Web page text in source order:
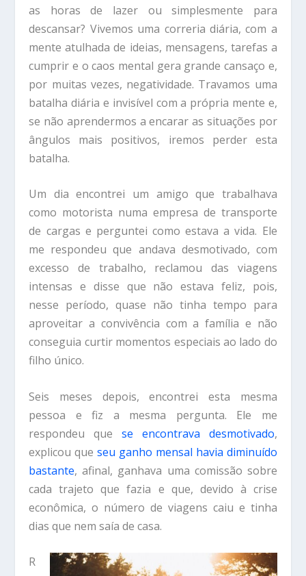
as horas de lazer ou simplesmente para
descansar? Vivemos uma correria diária, com a
mente atulhada de ideias, mensagens, tarefas a
cumprir e o caos mental gera grande cansaço e,
por muitas vezes, negatividade. Travamos uma
batalha diária e invisível com a própria mente e,
se não aprendermos a encarar as situações por
ângulos mais positivos, iremos perder esta
batalha.
Um dia encontrei um amigo que trabalhava
como motorista numa empresa de transporte
de cargas e perguntei como estava a vida. Ele
me respondeu que andava desmotivado, com
excesso de trabalho, reclamou das viagens
intensas e disse que não estava feliz, pois,
nesse período, quase não tinha tempo para
aproveitar a convivência com a família e não
conseguia curtir momentos especiais ao lado do
filho único.
Seis meses depois, encontrei esta mesma
pessoa e fiz a mesma pergunta. Ele me
respondeu que se encontrava desmotivado,
explicou queseu ganho mensal havia diminuído
bastante, afinal, ganhava uma comissão sobre
cada trajeto que fazia e que, devido à crise
econômica, o número de viagens caiu e tinha
dias que nem saía de casa.
R